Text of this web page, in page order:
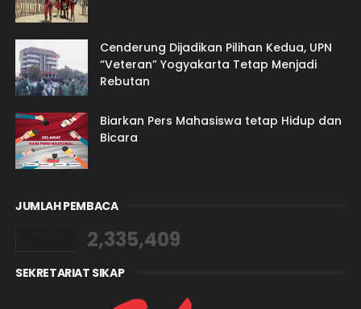
Cenderung Dijadikan Pilihan Kedua, UPN
“Veteran” Yogyakarta Tetap Menjadi
Rebutan
Biarkan Pers Mahasiswa tetap Hidup dan
Bicara
JUMLAH PEMBACA
2,335,409
SEKRETARIAT SIKAP